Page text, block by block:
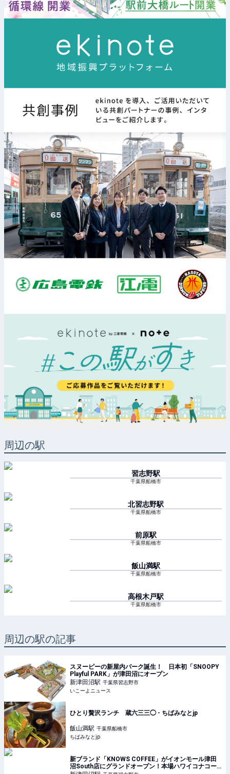
周辺の駅
習志野駅
千葉県船橋市
北習志野駅
千葉県船橋市
前原駅
千葉県船橋市
飯山満駅
千葉県船橋市
高根木戸駅
千葉県船橋市
周辺の駅の記事
スヌーピーの新屋内パーク誕生！ 日本初「SNOOPY
Playful PARK」が津田沼にオープン
新津田沼駅 千葉県習志野市
いこーよニュース
ひとり贅沢ランチ 蔵六三三◯ - ちばみなとjp
飯山満駅 千葉県船橋市
ちばみなとjp
新ブランド「KNOWS COFFEE」がイオンモール津田
沼South店にグランドオープン！本場ハワイコナコー